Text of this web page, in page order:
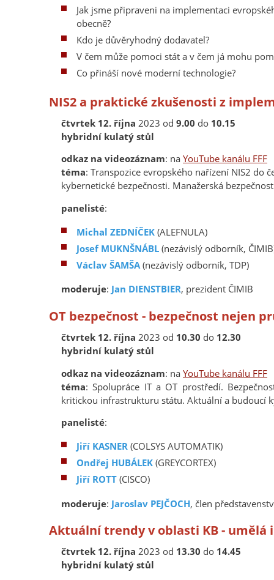
Jak jsme připraveni na implementaci
obecně?
Kdo je důvěryhodný dodavatel?
V čem může pomoci stát a v čem já mohu
Co přináší nové moderní technologie?
NIS2 a praktické zkušenosti z
čtvrtek 12. října 2023 od 9.00 do 10.15
hybridní kulatý stůl
odkaz na videozáznam: na YouTube kanálu FFF
téma: Transpozice evropského nařízení NIS2 do
kybernetické bezpečnosti. Manažerská
panelisté:
Michal ZEDNÍČEK (ALEFNULA)
Josef MUKNŠNÁBL (nezávislý odborník,
Václav ŠAMŠA (nezávislý odborník, TDP)
moderuje: Jan DIENSTBIER, prezident ČIMIB
OT bezpečnost - bezpečnost nejen
čtvrtek 12. října 2023 od 10.30 do 12.30
hybridní kulatý stůl
odkaz na videozáznam: na YouTube kanálu FFF
téma: Spolupráce IT a OT prostředí.
kritickou infrastrukturu státu. Aktuální a budoucí
panelisté:
Jiří KASNER (COLSYS AUTOMATIK)
Ondřej HUBÁLEK (GREYCORTEX)
Jiří ROTT (CISCO)
moderuje: Jaroslav PEJČOCH, člen
Aktuální trendy v oblasti KB - umělá
čtvrtek 12. října 2023 od 13.30 do 14.45
hybridní kulatý stůl